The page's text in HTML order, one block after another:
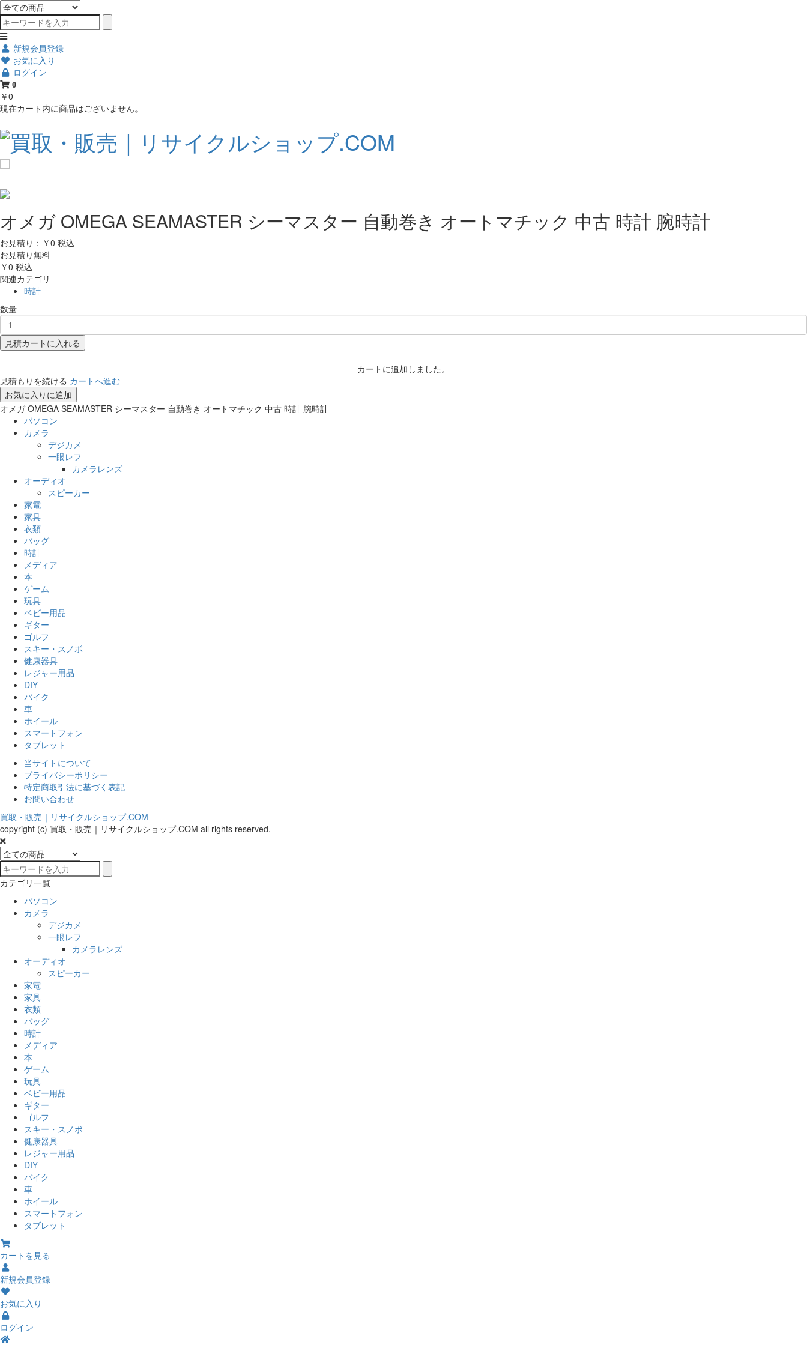
新規会員登録
お気に入り
ログイン
0
￥0
現在カート内に商品はございません。
オメガ OMEGA SEAMASTER シーマスター 自動巻き オートマチック 中古 時計 腕時計
お見積り：￥0 税込
お見積り無料
￥0 税込
関連カテゴリ
時計
数量
見積カートに入れる
カートに追加しました。
見積もりを続ける カートへ進む
お気に入りに追加
オメガ OMEGA SEAMASTER シーマスター 自動巻き オートマチック 中古 時計 腕時計
パソコン
カメラ
デジカメ
一眼レフ
カメラレンズ
オーディオ
スピーカー
家電
家具
衣類
バッグ
時計
メディア
本
ゲーム
玩具
ベビー用品
ギター
ゴルフ
スキー・スノボ
健康器具
レジャー用品
DIY
バイク
車
ホイール
スマートフォン
タブレット
当サイトについて
プライバシーポリシー
特定商取引法に基づく表記
お問い合わせ
買取・販売｜リサイクルショップ.COM
copyright (c) 買取・販売｜リサイクルショップ.COM all rights reserved.
カテゴリ一覧
パソコン
カメラ
デジカメ
一眼レフ
カメラレンズ
オーディオ
スピーカー
家電
家具
衣類
バッグ
時計
メディア
本
ゲーム
玩具
ベビー用品
ギター
ゴルフ
スキー・スノボ
健康器具
レジャー用品
DIY
バイク
車
ホイール
スマートフォン
タブレット
カートを見る
新規会員登録
お気に入り
ログイン